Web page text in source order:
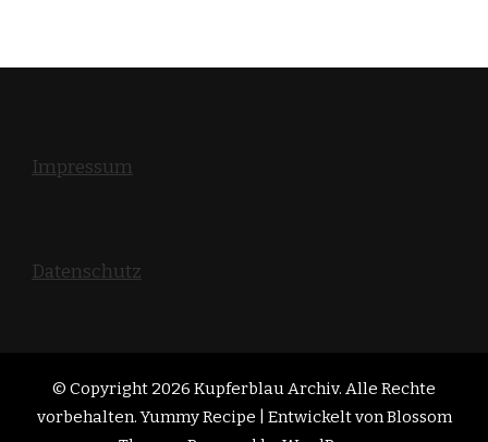
Impressum
Datenschutz
© Copyright 2026 Kupferblau Archiv. Alle Rechte
vorbehalten. Yummy Recipe | Entwickelt von Blossom